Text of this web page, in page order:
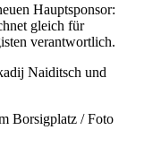
Hauptsponsor:
gleich für
verantwortlich.
Naiditsch und
Borsigplatz / Foto